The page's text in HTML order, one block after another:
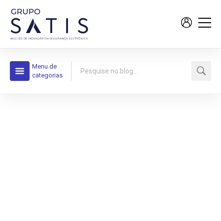
Menu de
categorias